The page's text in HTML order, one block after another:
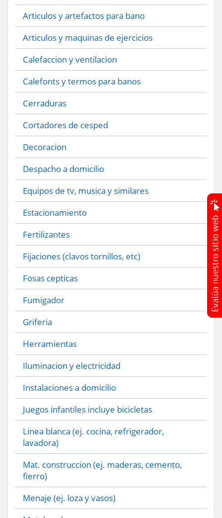
Articulos y artefactos para bano
Articulos y maquinas de ejercicios
Calefaccion y ventilacion
Calefonts y termos para banos
Cerraduras
Cortadores de cesped
Decoracion
Despacho a domicilio
Equipos de tv, musica y similares
Estacionamiento
Fertilizantes
Fijaciones (clavos tornillos, etc)
Fosas cepticas
Fumigador
Griferia
Herramientas
Iluminacion y electricidad
Instalaciones a domicilio
Juegos infantiles incluye bicicletas
Linea blanca (ej. cocina, refrigerador,
lavadora)
Mat. construccion (ej. maderas, cemento,
fierro)
Menaje (ej. loza y vasos)